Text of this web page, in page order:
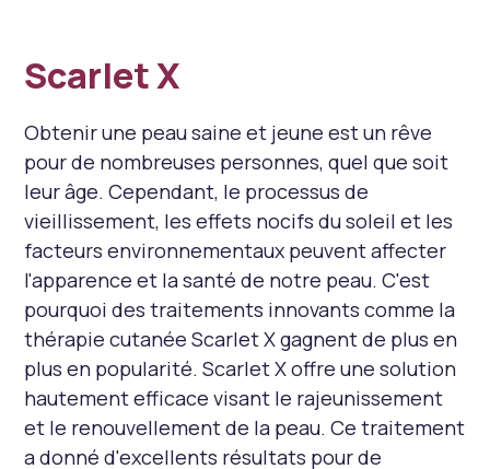
Scarlet X
Obtenir une peau saine et jeune est un rêve
pour de nombreuses personnes, quel que soit
leur âge. Cependant, le processus de
vieillissement, les effets nocifs du soleil et les
facteurs environnementaux peuvent affecter
l'apparence et la santé de notre peau. C'est
pourquoi des traitements innovants comme la
thérapie cutanée Scarlet X gagnent de plus en
plus en popularité. Scarlet X offre une solution
hautement efficace visant le rajeunissement
et le renouvellement de la peau. Ce traitement
a donné d'excellents résultats pour de